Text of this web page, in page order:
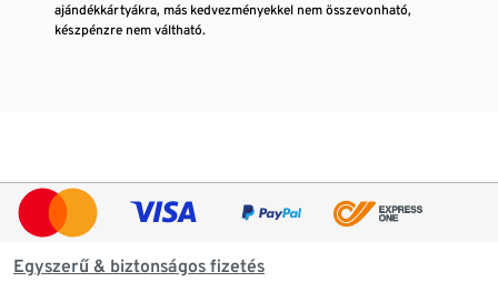
ajándékkártyákra, más kedvezményekkel nem összevonható,
készpénzre nem váltható.
Egyszerű & biztonságos fizetés